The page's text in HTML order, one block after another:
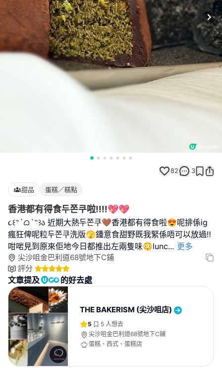
82 3
甜品 蛋糕／糕點
香港都有得食두쫀쿠啦‼️‼️💖💖
૮꒰˶´ᜊ`˶꒱ა 近期大熱두쫀쿠🤎香港都有得食啦😍呢排係ig
瘋狂俾呢粒두쫀쿠洗版🫣鍾意食甜野既我緊係唔可以放過‼️
咁啱見到原來佢地今日都推出左兩隻味😳lunc... 更多
尖沙咀金巴利道68號地下C鋪
評分
文章提及 的好去處
THE BAKERISM (尖沙咀店)
5 5 人想去
尖沙咀金巴利道68號地下C鋪
蛋糕、西式、蛋糕店